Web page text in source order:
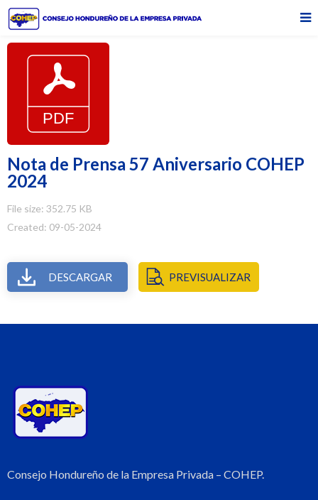
Nota de Prensa 57 Aniversario COHEP
2024
File size: 352.75 KB
Created: 09-05-2024
DESCARGAR PREVISUALIZAR
Consejo Hondureño de la Empresa Privada – COHEP.